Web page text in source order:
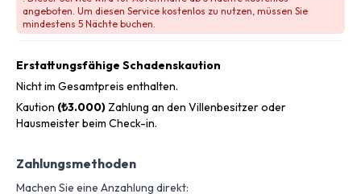
angeboten. Um diesen Service kostenlos zu nutzen, müssen Sie
mindestens 5 Nächte buchen.
Erstattungsfähige Schadenskaution
Nicht im Gesamtpreis enthalten.
Kaution (₺3.000) Zahlung an den Villenbesitzer oder
Hausmeister beim Check-in.
Zahlungsmethoden
Machen Sie eine Anzahlung direkt: